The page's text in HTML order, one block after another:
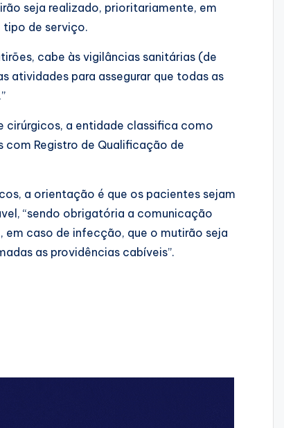
seja realizado, prioritariamente, em
de serviço.
cabe às vigilâncias sanitárias (de
atividades para assegurar que todas as
cirúrgicos, a entidade classifica como
com Registro de Qualificação de
a orientação é que os pacientes sejam
“sendo obrigatória a comunicação
caso de infecção, que o mutirão seja
as providências cabíveis”.